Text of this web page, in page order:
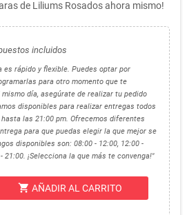
de Liliums Rosados ahora mismo!
incluidos
rápido y flexible. Puedes optar por
para otro momento que te
día, asegúrate de realizar tu pedido
disponibles para realizar entregas todos
las 21:00 pm. Ofrecemos diferentes
para que puedas elegir la que mejor se
disponibles son: 08:00 - 12:00, 12:00 -
21:00. ¡Selecciona la que más te convenga!"
shopping_cart AÑADIR AL CARRITO